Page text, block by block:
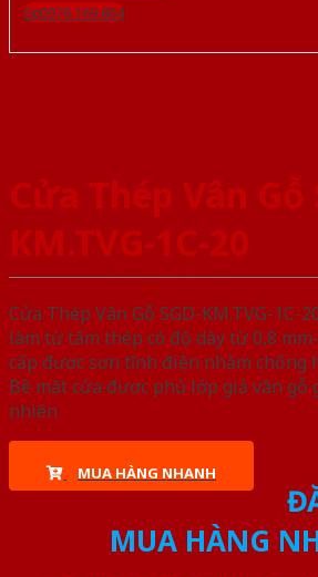
Gọi 0976.169.864
Cửa Thép Vân Gỗ
KM.TVG-1C-20
Cửa Thép Vân Gỗ SGD-KM.TVG-1C-
làm từ tấm thép có độ dày từ 0,8
cấp được sơn tĩnh điện nhằm chống
Bề mặt cửa được phủ lớp giả vân
nhiên
MUA HÀNG NHANH
MUA HÀNG